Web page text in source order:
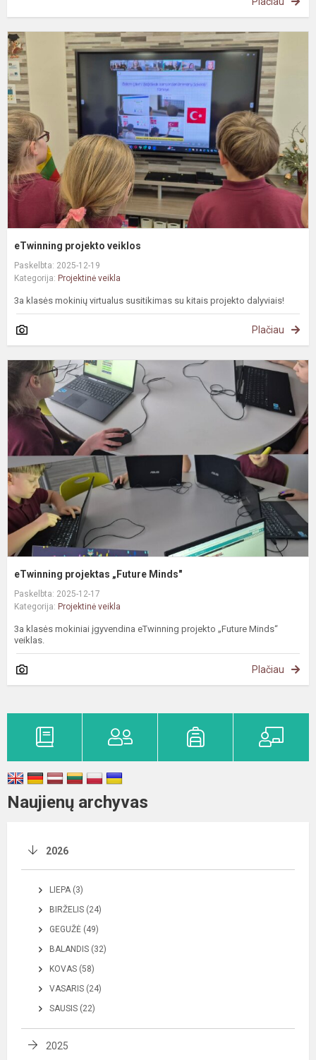
eTwinning projekto veiklos
Paskelbta: 2025-12-19
Kategorija: Projektinė veikla
3a klasės mokinių virtualus susitikimas su kitais projekto dalyviais!
Plačiau
eTwinning projektas „Future Minds"
Paskelbta: 2025-12-17
Kategorija: Projektinė veikla
3a klasės mokiniai įgyvendina eTwinning projekto „Future Minds“
veiklas.
Plačiau
Naujienų archyvas
2026
LIEPA (3)
BIRŽELIS (24)
GEGUŽĖ (49)
BALANDIS (32)
KOVAS (58)
VASARIS (24)
SAUSIS (22)
2025